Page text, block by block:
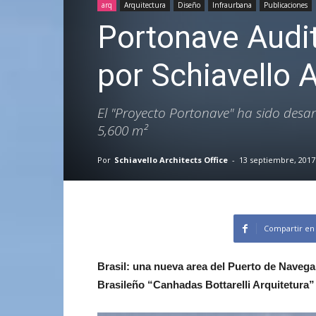
arq Arquitectura Diseño Infraurbana Publicaciones
Portonave
por Schiavello
El "Proyecto Portonave" ha sido
5,600 m²
Por Schiavello Architects Office - 13 septiembre, 2017
Compartir en
Brasil: una nueva area del Puerto de
Brasileño “Canhadas Bottarelli Arquitetura”